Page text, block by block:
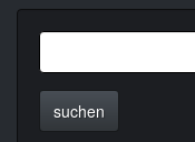
suchen